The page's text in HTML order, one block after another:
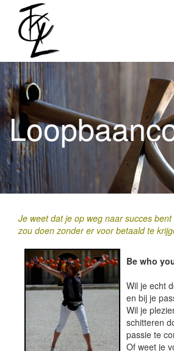
Je weet dat je op weg naar succes
zou doen zonder er voor betaald te
Be who
Wil je echt
en bij je
Wil je
schitteren
passie te
Of weet je